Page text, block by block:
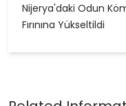
Nijerya'daki Odun
Fırınına Yükseltildi